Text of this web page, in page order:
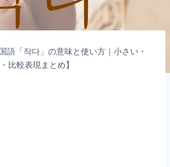
語「작다」の意味と使い方｜小さい・
比較表現まとめ】